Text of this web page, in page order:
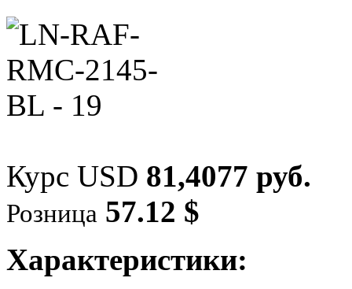
Курс USD 81,4077 руб.
Розница 57.12 $
Характеристики: